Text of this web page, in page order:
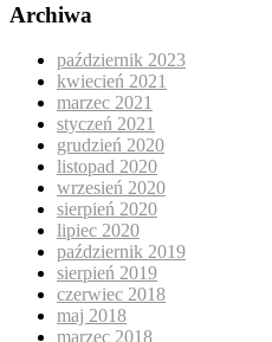
Archiwa
październik 2023
kwiecień 2021
marzec 2021
styczeń 2021
grudzień 2020
listopad 2020
wrzesień 2020
sierpień 2020
lipiec 2020
październik 2019
sierpień 2019
czerwiec 2018
maj 2018
marzec 2018